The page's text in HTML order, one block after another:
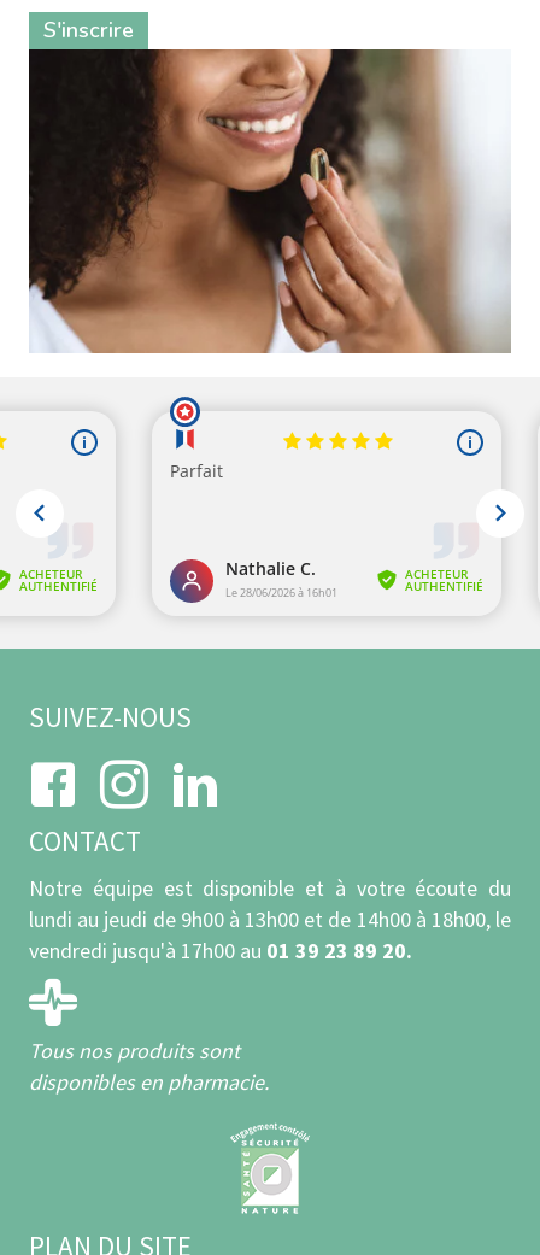
SUIVEZ-NOUS
CONTACT
Notre équipe est disponible et à votre écoute du
lundi au jeudi de 9h00 à 13h00 et de 14h00 à 18h00, le
vendredi jusqu'à 17h00 au 01 39 23 89 20.
Tous nos produits sont
disponibles en pharmacie.
PLAN DU SITE